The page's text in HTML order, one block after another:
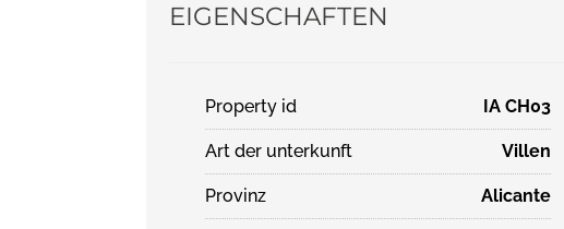
EIGENSCHAFTEN
Property id IA CH03
Art der unterkunft Villen
Provinz Alicante